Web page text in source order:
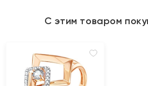
С этим товаром